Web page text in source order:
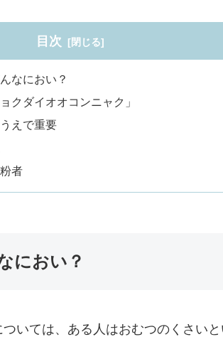
目次
なにおい？
クダイオオコンニャク」
えで重要
者
におい？
いては、ある人はおむつのくさい